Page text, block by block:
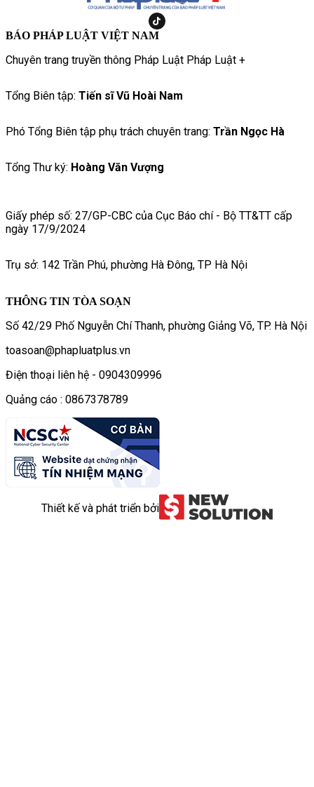
BÁO PHÁP LUẬT VIỆT NAM
Chuyên trang truyền thông Pháp Luật Pháp Luật +
Tổng Biên tập: Tiến sĩ Vũ Hoài Nam
Phó Tổng Biên tập phụ trách chuyên trang: Trần Ngọc Hà
Tổng Thư ký: Hoàng Văn Vượng
Giấy phép số: 27/GP-CBC của Cục Báo chí - Bộ TT&TT cấp
ngày 17/9/2024
Trụ sở: 142 Trần Phú, phường Hà Đông, TP Hà Nội
THÔNG TIN TÒA SOẠN
Số 42/29 Phố Nguyễn Chí Thanh, phường Giảng Võ, TP. Hà Nội
toasoan@phapluatplus.vn
Điện thoại liên hệ - 0904309996
Quảng cáo : 0867378789
Thiết kế và phát triển bởi